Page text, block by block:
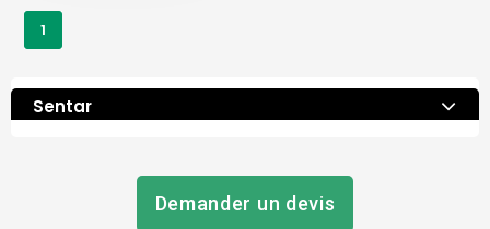
1
Sentar
Demander un devis